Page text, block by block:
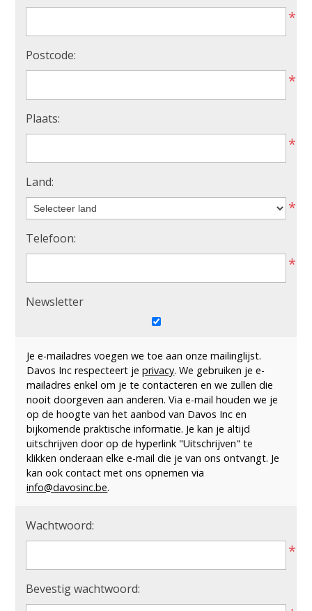
*
Postcode:
*
Plaats:
*
Land:
*
Telefoon:
*
Newsletter
Je e-mailadres voegen we toe aan onze mailinglijst.
Davos Inc respecteert jeprivacy. We gebruiken je e-
mailadres enkel om je te contacteren en we zullen die
nooit doorgeven aan anderen. Via e-mail houden we je
op de hoogte van het aanbod van Davos Inc en
bijkomende praktische informatie. Je kan je altijd
uitschrijven door op de hyperlink "Uitschrijven" te
klikken onderaan elke e-mail die je van ons ontvangt. Je
kan ook contact met ons opnemen via
info@davosinc.be.
Wachtwoord:
*
Bevestig wachtwoord: